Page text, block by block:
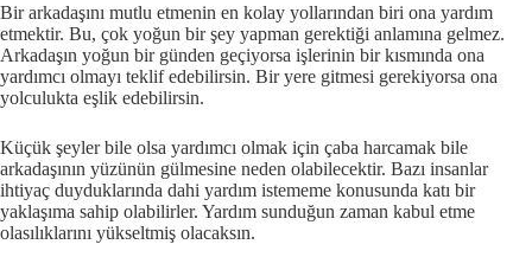
Bir arkadaşını mutlu etmenin en kolay yollarından biri ona yardım
etmektir. Bu, çok yoğun bir şey yapman gerektiği anlamına gelmez.
Arkadaşın yoğun bir günden geçiyorsa işlerinin bir kısmında ona
yardımcı olmayı teklif edebilirsin. Bir yere gitmesi gerekiyorsa ona
yolculukta eşlik edebilirsin.
Küçük şeyler bile olsa yardımcı olmak için çaba harcamak bile
arkadaşının yüzünün gülmesine neden olabilecektir. Bazı insanlar
ihtiyaç duyduklarında dahi yardım istememe konusunda katı bir
yaklaşıma sahip olabilirler. Yardım sunduğun zaman kabul etme
olasılıklarını yükseltmiş olacaksın.